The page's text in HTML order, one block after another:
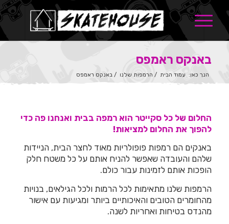
באנקס ראמפס
הנך כאן: עמוד הבית / הרמפות שלנו / באנקס ראמפס
החלום של כל סקייטר הוא רמפה בבית ואנחנו פה כדי
להפוך את החלום למציאות!
באנקים הם רמפות פופולריות מאוד לחצר הבית, הניידות
שלהם והעובדה שאפשר להניח אותם על כל משטח חלק
הופכות אותם לזמינות עבור כולם.
הרמפות שלנו מתאימות לכל הרמות ולכל הגילאים, בנויות
מהחומרים הטובים והאיכותיים ביותר ומגיעות עם אישור
מהנדס בטיחות ואחריות לשנה.